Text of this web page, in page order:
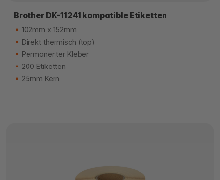
Brother DK-11241 kompatible Etiketten
102mm x 152mm
Direkt thermisch (top)
Permanenter Kleber
200 Etiketten
25mm Kern